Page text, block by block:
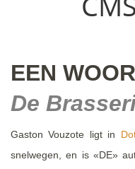
EEN
De
Gaston Vouzote ligt in
snelwegen, en is «DE»